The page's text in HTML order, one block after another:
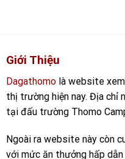
Giới Thiệu
Dagathomo là website
thị trường hiện nay. Địa
tại đấu trường Thomo
Ngoài ra website này còn
với mức ăn thưởng hấp